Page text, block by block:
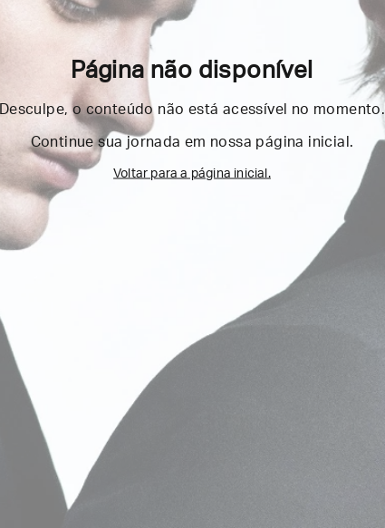
Página não disponível
Desculpe, o conteúdo não está acessível no momento.
Continue sua jornada em nossa página inicial.
Voltar para a página inicial.